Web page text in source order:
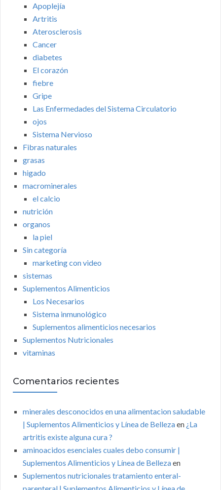
Apoplejía
Artritis
Aterosclerosis
Cancer
diabetes
El corazón
fiebre
Gripe
Las Enfermedades del Sistema Circulatorio
ojos
Sistema Nervioso
Fibras naturales
grasas
higado
macrominerales
el calcio
nutrición
organos
la piel
Sin categoría
marketing con video
sistemas
Suplementos Alimenticios
Los Necesarios
Sistema inmunológico
Suplementos alimenticios necesarios
Suplementos Nutricionales
vitaminas
Comentarios recientes
minerales desconocidos en una alimentacion saludable
| Suplementos Alimenticios y Línea de Bellezaen ¿La
artritis existe alguna cura ?
aminoacidos esenciales cuales debo consumir |
Suplementos Alimenticios y Línea de Bellezaen
Suplementos nutricionales tratamiento enteral-
parenteral | Suplementos Alimenticios y Línea de